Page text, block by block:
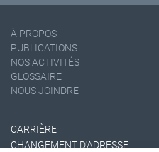
À PROPOS
PUBLICATIONS
NOS ACTIVITÉS
GLOSSAIRE
NOUS JOINDRE
CARRIÈRE
CHANGEMENT D'ADRESSE